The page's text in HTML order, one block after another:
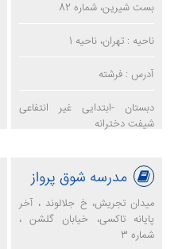
بست شیرین، شماره 82
ناحیه : تهران، ناحیه 1
آدرس : فرشته
دبستان -ابتدایی غیر انتفاعی
شیفت دخترانه
مدرسه شوق پرواز
میدان تجریش، خ جلالوند ، آخر
پایانه تاکسی، خیابان گلشن ،
شماره 3